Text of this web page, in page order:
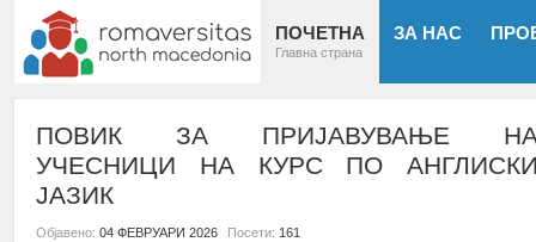
ПОЧЕТНА
Главна страна
ЗА НАС
ПОВИК ЗА ПРИЈАВУВАЊЕ
УЧЕСНИЦИ НА КУРС ПО
ЈАЗИК
Објавено: 04 ФЕВРУАРИ 2026 Посети: 161